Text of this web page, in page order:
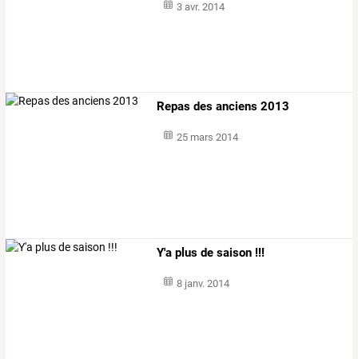
3 avr. 2014
Repas des anciens 2013
25 mars 2014
Y'a plus de saison !!!
8 janv. 2014